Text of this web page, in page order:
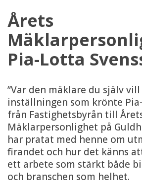
Årets
Pia-Lotta
”Var den mäklare du själv
inställningen som krönte
från Fastighetsbyrån till
Mäklarpersonlighet på
har pratat med henne om
firandet och hur det känns
ett arbete som stärkt både
och branschen som helhet.